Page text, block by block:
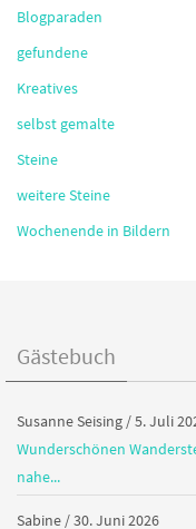
gefundene
Kreatives
selbst gemalte
Steine
weitere Steine
Wochenende in Bildern
Wunderschönen
nahe...
Sabine/30. Juni 2026
Hallöle! Ich habe gestern